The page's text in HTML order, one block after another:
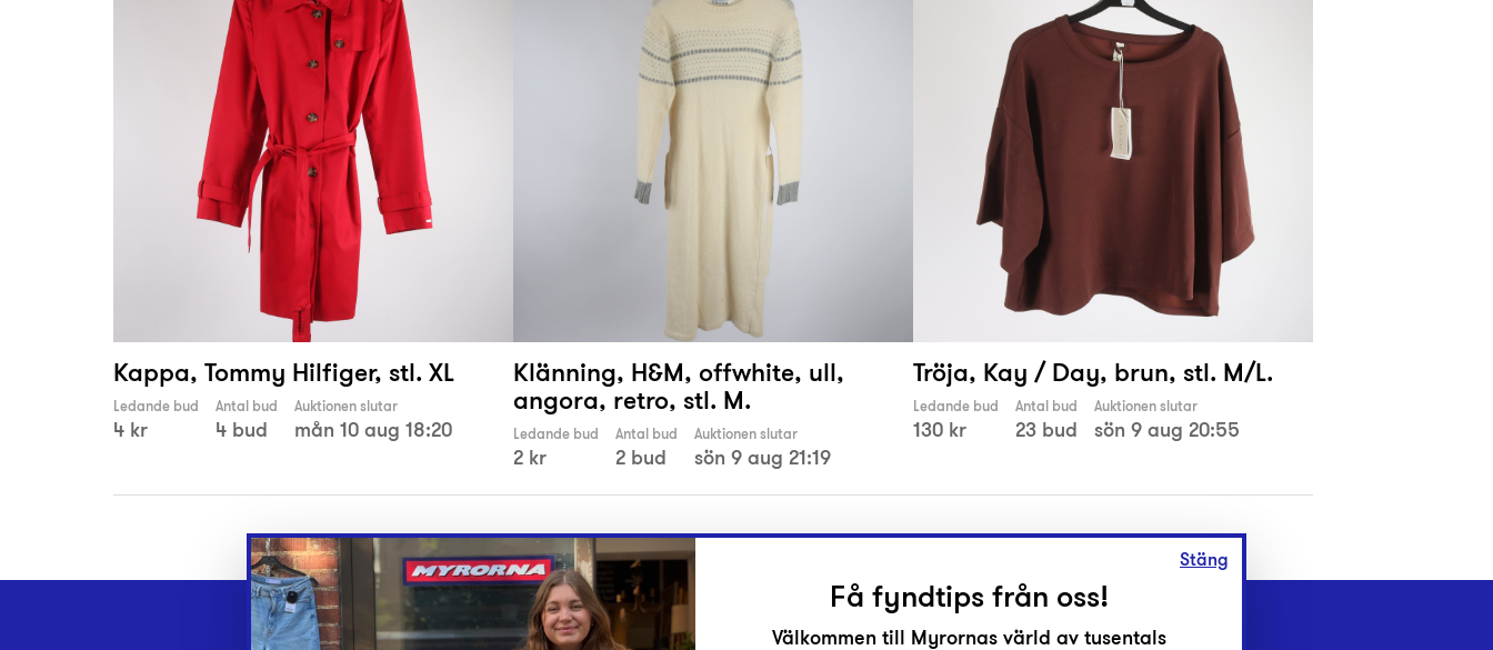
Kappa, Tommy Hilfiger, stl. XL
Ledande bud
4 kr
Antal bud
4 bud
Auktionen slutar
mån 10 aug 18:20
Klänning, H&M, offwhite, ull,
angora, retro, stl. M.
Ledande bud
2 kr
Antal bud
2 bud
Auktionen slutar
sön 9 aug 21:19
Tröja, Kay / Day, brun, stl. M/L.
Ledande bud
130 kr
Antal bud
23 bud
Auktionen slutar
sön 9 aug 20:55
Stäng
Få fyndtips från oss!
Välkommen till Myrornas värld av tusentals